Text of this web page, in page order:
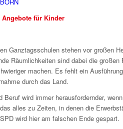
für Kinder
Ganztagsschulen stehen vor großen
Räumlichkeiten sind dabei die
machen. Es fehlt ein
durch das Land.
Beruf wird immer herausfordernder,
alles zu Zeiten, in denen die
wird hier am falschen Ende gespart.